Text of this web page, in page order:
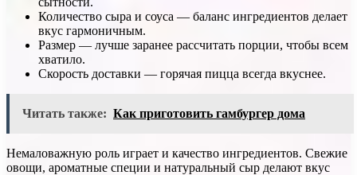
Количество сыра и соуса — баланс ингредиентов делает
вкус гармоничным.
Размер — лучше заранее рассчитать порции, чтобы всем
хватило.
Скорость доставки — горячая пицца всегда вкуснее.
Читать также: Как приготовить гамбургер дома
Немаловажную роль играет и качество ингредиентов. Свежие
овощи, ароматные специи и натуральный сыр делают вкус